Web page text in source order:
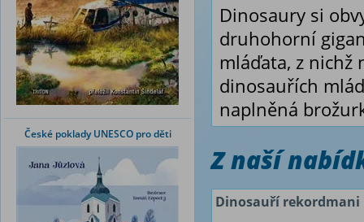
České poklady UNESCO pro děti
Dinosaury si
druhohorní
mláďata, z nichž
dinosauřích
naplněná
Z naší
Dinosauří rekordmani